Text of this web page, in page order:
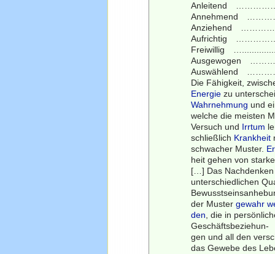
Anleitend
Annehmend
Anziehend
Aufrichtig
Freiwillig
Ausgewogen
Auswählend
Die Fähigkeit,
Energie zu
Wahrnehmung und
welche die meisten
Versuch und Irrtum
schließlich Krankheit
schwacher Muster.
heit gehen von
[…] Das
unterschiedlichen
der Mustergewahr
den, die in
Geschäftsbeziehun-
gen und all den
das Gewebe des